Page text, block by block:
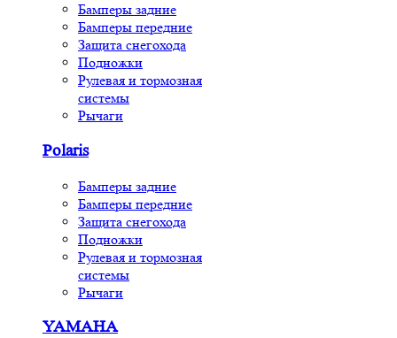
Бамперы задние
Бамперы передние
Защита снегохода
Подножки
Рулевая и тормозная
системы
Рычаги
Polaris
Бамперы задние
Бамперы передние
Защита снегохода
Подножки
Рулевая и тормозная
системы
Рычаги
YAMAHA